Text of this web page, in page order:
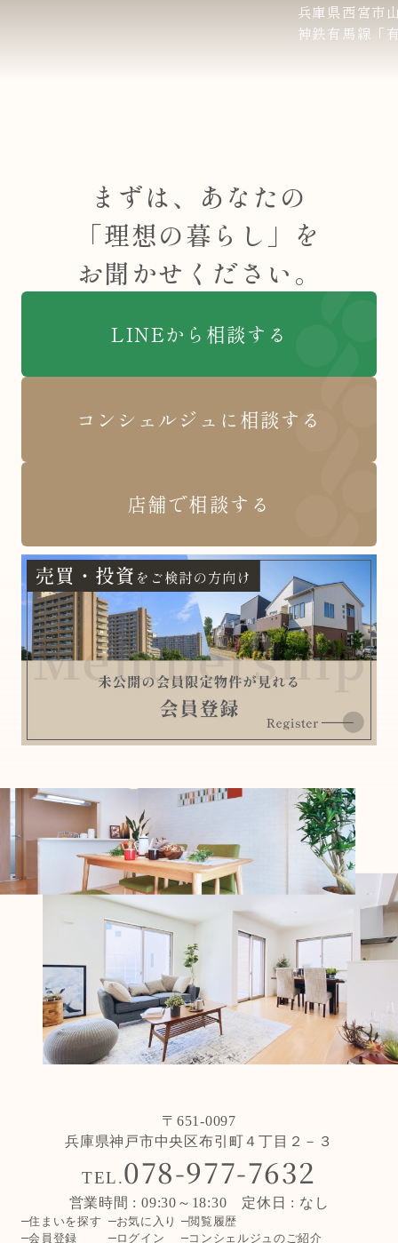
兵庫県西宮市
神鉄有馬線「
まずは、あなたの
「理想の暮らし」を
お聞かせください。
LINEから相談する
コンシェルジュに相談する
店舗で相談する
〒651-0097
兵庫県神戸市中央区布引町４丁目２－３
TEL.078-977-7632
営業時間 : 09:30～18:30 定休日 : なし
住まいを探す お気に入り
閲覧履歴
会員登録
ログイン コンシェルジュのご紹介